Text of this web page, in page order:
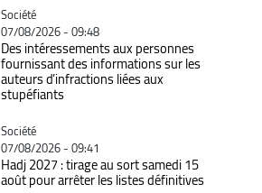
Catégorie
Société
07/08/2026 - 09:48
Des intéressements aux personnes
fournissant des informations sur les
auteurs d’infractions liées aux
stupéfiants
Catégorie
Société
07/08/2026 - 09:41
Hadj 2027 : tirage au sort samedi 15
août pour arrêter les listes définitives